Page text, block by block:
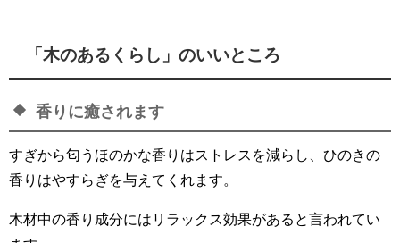
「木のあるくらし」のいいところ
香りに癒されます
すぎから匂うほのかな香りはストレスを減らし、ひのきの
香りはやすらぎを与えてくれます。
木材中の香り成分にはリラックス効果があると言われてい